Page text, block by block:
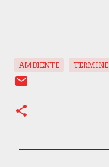
AMBIENTE TERMINE